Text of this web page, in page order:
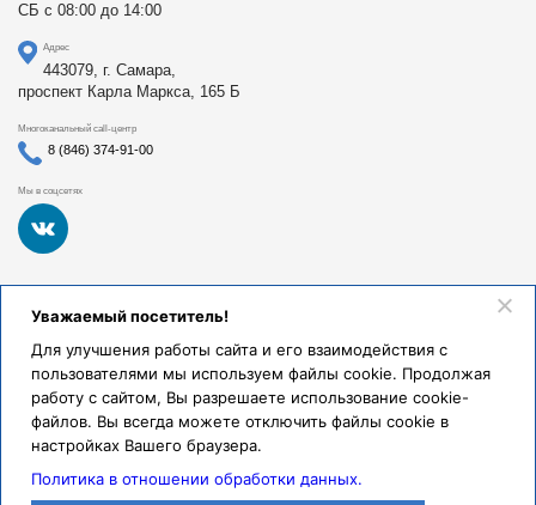
СБ с 08:00 до 14:00
Адрес
443079, г. Самара,
проспект Карла Маркса, 165 Б
Многоканальный call-центр
8 (846) 374-91-00
Мы в соцсетях
Федеральное государственное бюджетное образовательное
учреждение высшего образования «Самарский
здравоохранения Российской Федерации». Клиники СамГМУ
были основаны в 1930 году.
Реквизиты и правовая информация
Политика обработки персональных данных
© Клиники СамГМУ, 2026.
Уважаемый посетитель!
Для улучшения работы сайта и его взаимодействия с
пользователями мы используем файлы cookie. Продолжая
работу с сайтом, Вы разрешаете использование cookie-
файлов. Вы всегда можете отключить файлы cookie в
настройках Вашего браузера.
Политика в отношении обработки данных.